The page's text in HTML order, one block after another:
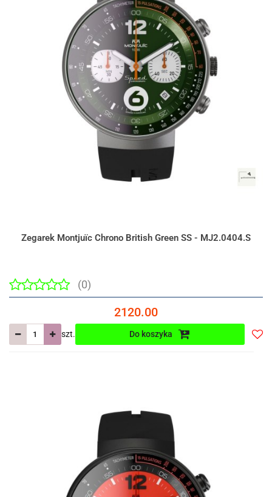
Zegarek Montjuïc Chrono British Green SS - MJ2.0404.S
(0)
2120.00
szt. Do koszyka